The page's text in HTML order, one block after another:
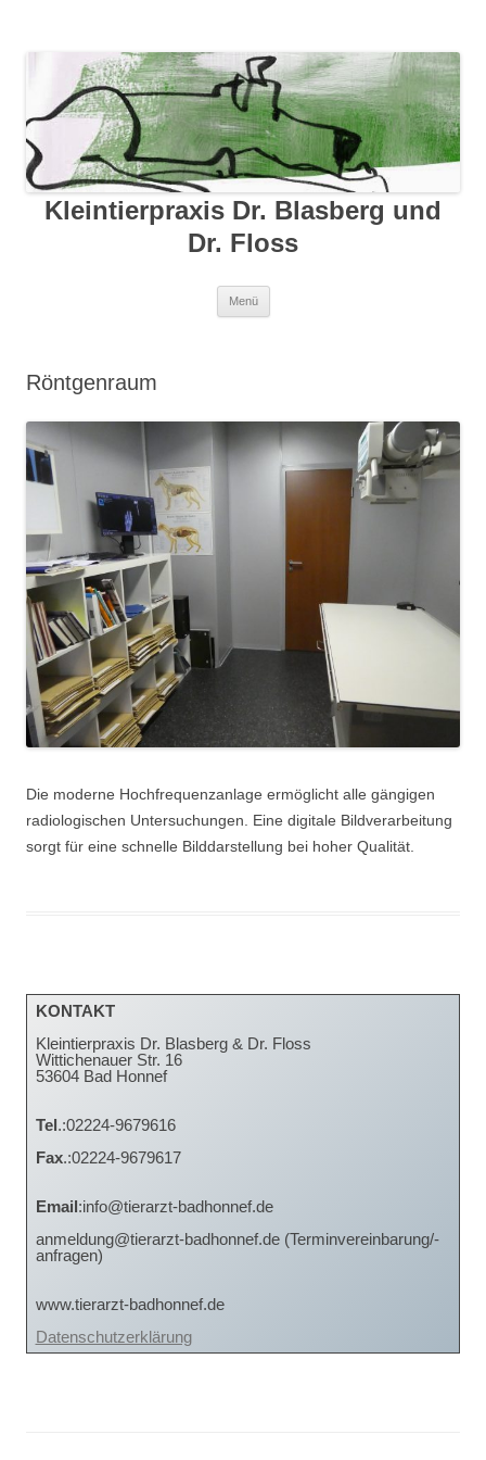
Kleintierpraxis Dr. Blasberg und
Dr. Floss
Menü
Röntgenraum
Die moderne Hochfrequenzanlage ermöglicht alle gängigen
radiologischen Untersuchungen. Eine digitale Bildverarbeitung
sorgt für eine schnelle Bilddarstellung bei hoher Qualität.
KONTAKT
Kleintierpraxis Dr. Blasberg & Dr. Floss
Wittichenauer Str. 16
53604 Bad Honnef
Tel.:02224-9679616
Fax.:02224-9679617
Email:info@tierarzt-badhonnef.de
anmeldung@tierarzt-badhonnef.de (Terminvereinbarung/-
anfragen)
www.tierarzt-badhonnef.de
Datenschutzerklärung